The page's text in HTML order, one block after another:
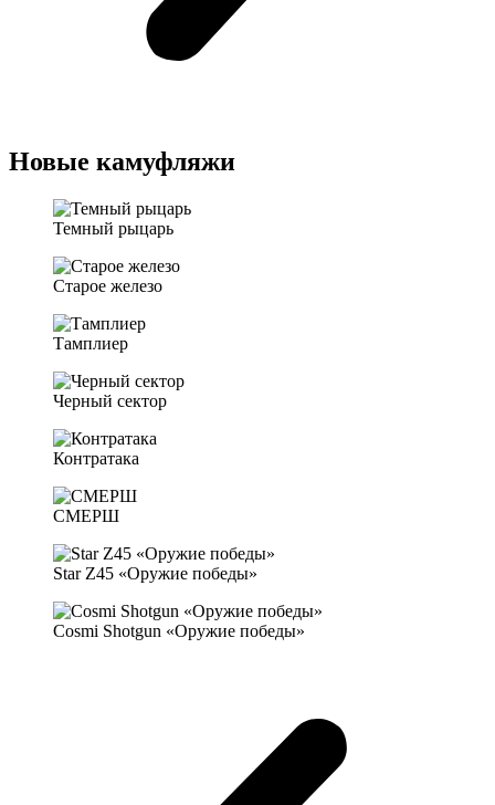
Новые камуфляжи
Темный рыцарь
Старое железо
Тамплиер
Черный сектор
Контратака
СМЕРШ
Star Z45 «Оружие победы»
Cosmi Shotgun «Оружие победы»